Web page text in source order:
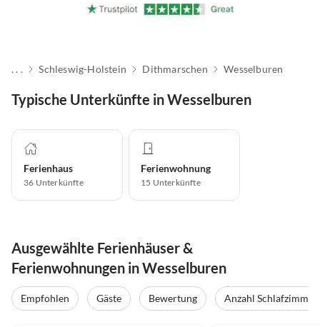
. . . Schleswig-Holstein Dithmarschen Wesselburen
Typische Unterkünfte in Wesselburen
Ferienhaus
36 Unterkünfte
Ferienwohnung
15 Unterkünfte
Ausgewählte Ferienhäuser &
Ferienwohnungen in Wesselburen
Empfohlen Gäste Bewertung Anzahl Schlafzimmer